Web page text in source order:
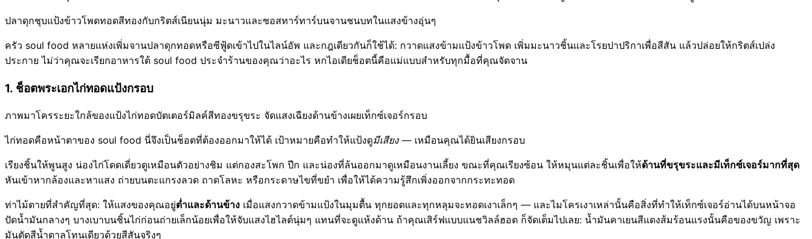
ปลาดุกชุบแป้งข้าวโพดทอดสีทองกับกริตส์เนียนนุ่ม มะนาวและซอสทาร์ทาร์บนจานชนบทในแสงข้างอุ่นๆ
ครัว soul food หลายแห่งเพิ่มจานปลาดุกทอดหรือซีฟู้ดเข้าไปในไลน์อัพ และกฎเดียวกันก็ใช้ได้: กวาดแสงข้ามแป้งข้าวโพด เพิ่มมะนาวชิ้นและโรยปาปริกาเพื่อสีสัน แล้วปล่อยให้กริตส์เปล่ง
ประกาย ไม่ว่าคุณจะเรียกอาหารใต้ soul food ประจำร้านของคุณว่าอะไร หกไอเดียช็อตนี้คือแม่แบบสำหรับทุกมื้อที่คุณจัดจาน
1. ช็อตพระเอกไก่ทอดแป้งกรอบ
ภาพมาโครระยะใกล้ของแป้งไก่ทอดบัตเตอร์มิลค์สีทองขรุขระ จัดแสงเฉียงด้านข้างเผยเท็กซ์เจอร์กรอบ
ไก่ทอดคือหน้าตาของ soul food นี่จึงเป็นช็อตที่ต้องออกมาให้ได้ เป้าหมายคือทำให้แป้งดูมีเสียง— เหมือนคุณได้ยินเสียงกรอบ
เรียงชิ้นให้พูนสูง น่องไก่โดดเดี่ยวดูเหมือนตัวอย่างชิม แต่กองสะโพก ปีก และน่องที่ล้นออกมาดูเหมือนงานเลี้ยง ขณะที่คุณเรียงซ้อน ให้หมุนแต่ละชิ้นเพื่อให้ด้านที่ขรุขระและมีเท็กซ์เจอร์มากที่สุด
หันเข้าหากล้องและหาแสง ถ่ายบนตะแกรงลวด ถาดโลหะ หรือกระดาษไขที่ขยำ เพื่อให้ได้ความรู้สึกเพิ่งออกจากกระทะทอด
ท่าไม้ตายที่สำคัญที่สุด: ให้แสงของคุณอยู่ต่ำและด้านข้าง เมื่อแสงกวาดข้ามแป้งในมุมตื้น ทุกยอดและทุกหลุมจะทอดเงาเล็กๆ — และไมโครเงาเหล่านั้นคือสิ่งที่ทำให้เท็กซ์เจอร์อ่านได้บนหน้าจอ
ปัดน้ำมันกลางๆ บางเบาบนชิ้นไก่ก่อนถ่ายเล็กน้อยเพื่อให้จับแสงไฮไลต์นุ่มๆ แทนที่จะดูแห้งด้าน ถ้าคุณเสิร์ฟแบบแนชวิลล์ฮอต ก็จัดเต็มไปเลย: น้ำมันคาเยนสีแดงส้มร้อนแรงนั้นคือของขวัญ เพราะ
มันตัดสีน้ำตาลโทนเดียวด้วยสีสันจริงๆ